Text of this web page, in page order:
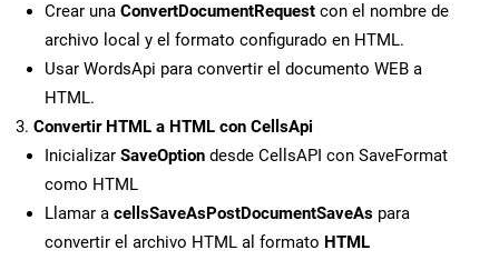
Crear una ConvertDocumentRequest con el nombre de
archivo local y el formato configurado en HTML.
Usar WordsApi para convertir el documento WEB a
HTML.
Convertir HTML a HTML con CellsApi
Inicializar SaveOption desde CellsAPI con SaveFormat
como HTML
Llamar a cellsSaveAsPostDocumentSaveAs para
convertir el archivo HTML al formato HTML